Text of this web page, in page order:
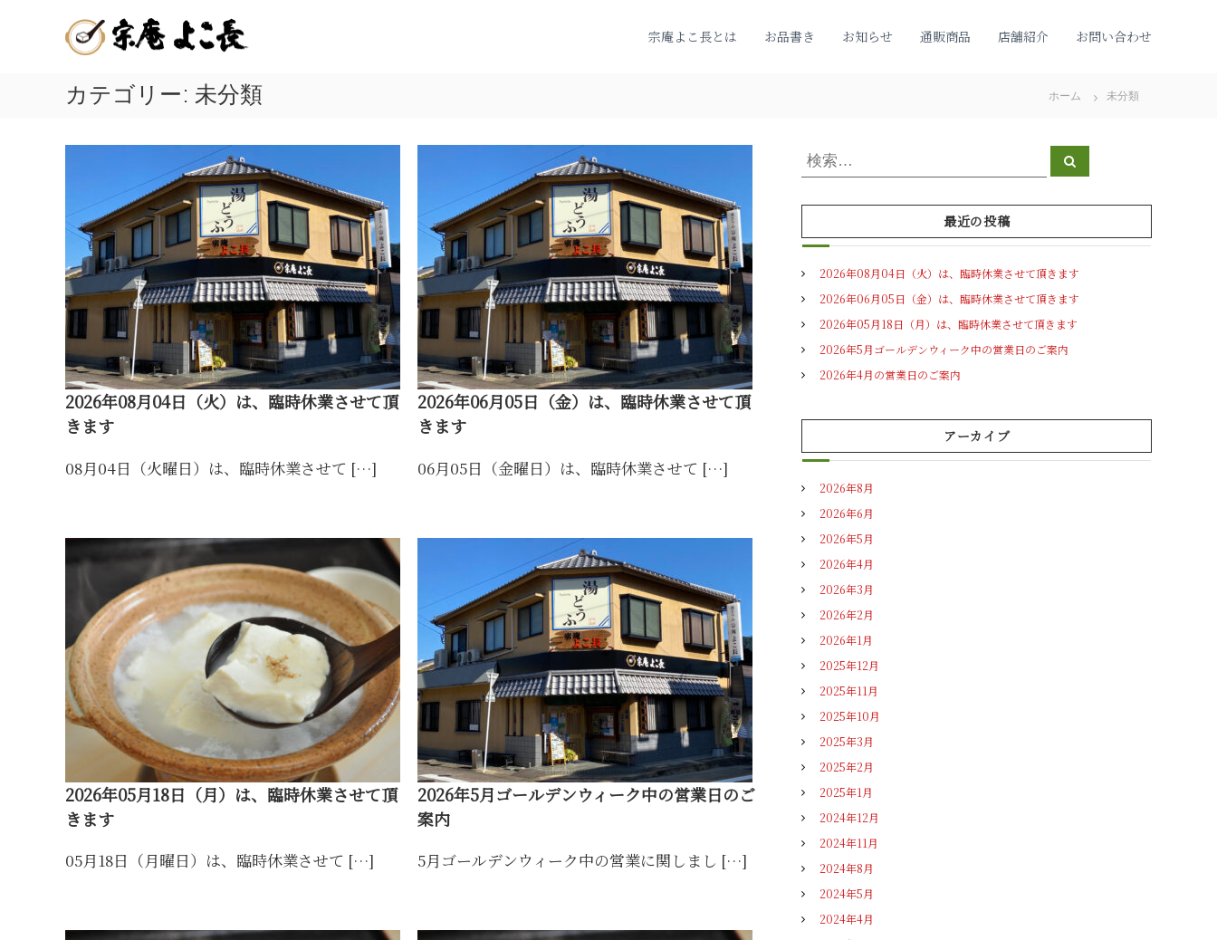
湯
う
ふ
発
祥
の
店
|
宗
庵
よ
こ
長
嬉
温
泉
名
物
の
美
味
し
い
温
泉
豆
宗庵よこ長とは お品書き お知らせ 通販商品 店舗紹介 お問い合わせ
カテゴリー: 未分類 ホーム 未分類
2026年08月04日（火）は、臨時休業させて頂
きます
08月04日（火曜日）は、臨時休業させて […]
2026年06月05日（金）は、臨時休業させて頂
きます
06月05日（金曜日）は、臨時休業させて […]
2026年05月18日（月）は、臨時休業させて頂
きます
05月18日（月曜日）は、臨時休業させて […]
2026年5月ゴールデンウィーク中の営業日のご
案内
5月ゴールデンウィーク中の営業に関しまし […]
検
索
対
:
検
索
最近の投稿
2026年08月04日（火）は、臨時休業させて頂きます
2026年06月05日（金）は、臨時休業させて頂きます
2026年05月18日（月）は、臨時休業させて頂きます
2026年5月ゴールデンウィーク中の営業日のご案内
2026年4月の営業日のご案内
アーカイブ
2026年8月
2026年6月
2026年5月
2026年4月
2026年3月
2026年2月
2026年1月
2025年12月
2025年11月
2025年10月
2025年3月
2025年2月
2025年1月
2024年12月
2024年11月
2024年8月
2024年5月
2024年4月